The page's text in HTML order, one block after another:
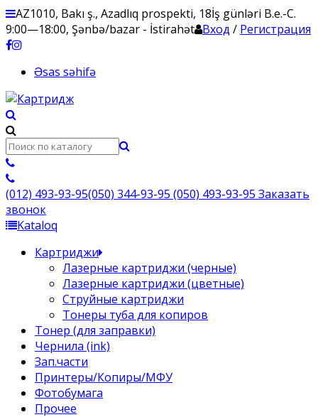
AZ1010, Bakı ş., Azadlıq prospekti, 18İş günləri B.e.-C.
9:00—18:00, Şənbə/bazar - İstirahət Вход / Регистрация
Əsas səhifə
(012) 493-93-95(050) 344-93-95 (050) 493-93-95 Заказать
звонок
Kataloq
Картриджи
Лазерные картриджи (черные)
Лазерные картриджи (цветные)
Струйные картриджи
Тонеры туба для копиров
Тонер (для заправки)
Чернила (ink)
Зап.части
Принтеры/Копиры/МФУ
Фотобумага
Прочее